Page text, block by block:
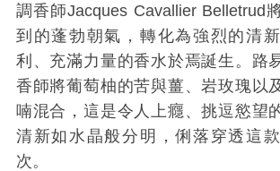
調香師Jacques Cavallier Belletrud
到的蓬勃朝氣，轉化為強烈的清
利、充滿力量的香水於焉誕生。路
香師將葡萄柚的苦與薑、岩玫瑰以
喃混合，這是令人上癮、挑逗慾望
清新如水晶般分明，俐落穿透這
次。